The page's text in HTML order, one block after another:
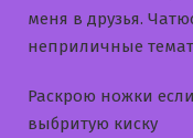
меня в друзья.
неприличные
Раскрою ножки
выбритую киску